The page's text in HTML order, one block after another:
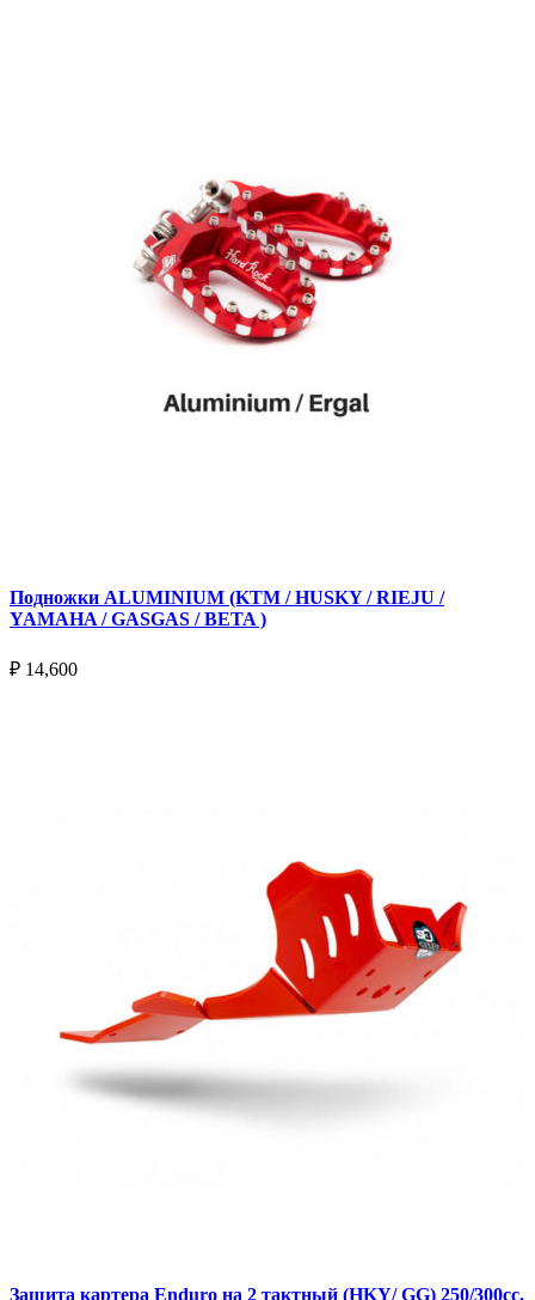
Подножки ALUMINIUM (KTM / HUSKY / RIEJU /
YAMAHA / GASGAS / BETA )
₽ 14,600
Защита картера Enduro на 2 тактный (HKY/ GG) 250/300cc.